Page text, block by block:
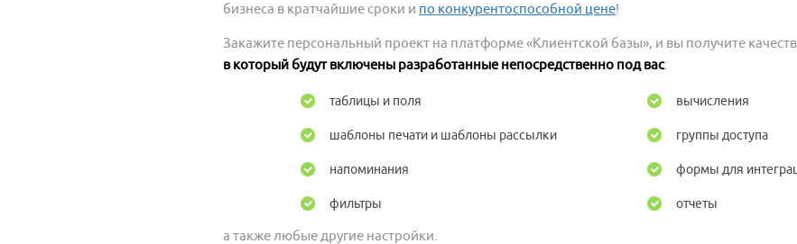
бизнеса в кратчайшие сроки и по конкурентоспособной цене!
Закажите персональный проект на платформе «Клиентской базы», и вы получите
в который будут включены разработанные непосредственно под вас:
таблицы и поля
шаблоны печати и шаблоны рассылки
напоминания
фильтры
вычисления
группы доступа
формы для
отчеты
а также любые другие настройки.